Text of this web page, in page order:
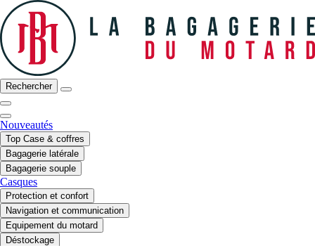
Rechercher
Nouveautés
Top Case & coffres
Bagagerie latérale
Bagagerie souple
Casques
Protection et confort
Navigation et communication
Equipement du motard
Déstockage